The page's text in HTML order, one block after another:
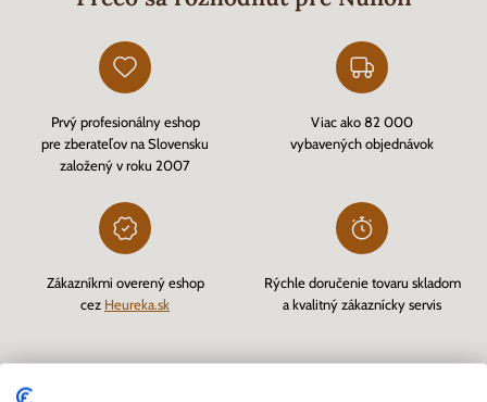
Prvý profesionálny eshop
pre zberateľov na Slovensku
založený v roku 2007
Viac ako 82 000
vybavených objednávok
Zákazníkmi overený eshop
cez Heureka.sk
Rýchle doručenie tovaru skladom
a kvalitný zákaznícky servis